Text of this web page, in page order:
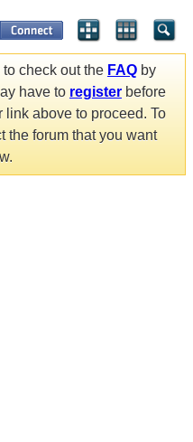
to check out the FAQ by
have to register before
above to proceed. To
the forum that you want